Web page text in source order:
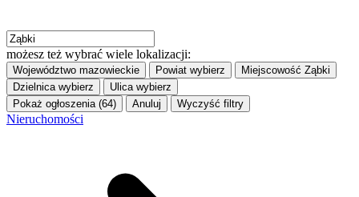
możesz też wybrać wiele lokalizacji:
Województwo mazowieckie Powiat wybierz Miejscowość Ząbki
Dzielnica wybierz Ulica wybierz
Pokaż ogłoszenia (64)
Anuluj Wyczyść filtry
Nieruchomości